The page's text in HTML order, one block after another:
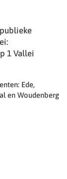
1 Vallei
Ede,
en Woudenberg